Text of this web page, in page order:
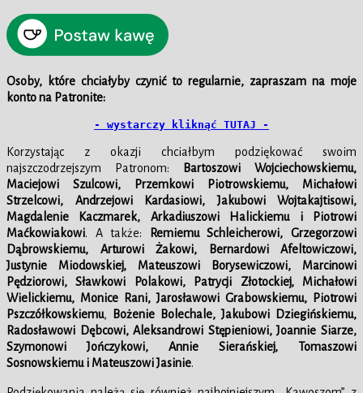
Osoby, które chciałyby czynić to regularnie, zapraszam na moje
konto na Patronite:
- wystarczy kliknąć TUTAJ -
Korzystając z okazji chciałbym podziękować swoim
najszczodrzejszym Patronom:
Bartoszowi Wojciechowskiemu,
Maciejowi Szulcowi,
Przemkowi Piotrowskiemu, Michałowi
Strzelcowi, Andrzejowi Kardasiowi, Jakubowi Wojtakajtisowi,
Magdalenie Kaczmarek, Arkadiuszowi Halickiemu iPiotrowi
Maćkowiakowi. A także:
Remiemu Schleicherowi, Grzegorzowi
Dąbrowskiemu, Arturowi Żakowi,
Bernardowi Afeltowiczowi,
Justynie Miodowskiej, Mateuszowi Borysewiczowi, Marcinowi
Pędziorowi, Sławkowi Polakowi, Patrycji Złotockiej, Michałowi
Wielickiemu, Monice Rani, Jarosławowi Grabowskiemu, Piotrowi
Pszczółkowskiemu, Bożenie Bolechale, Jakubowi Dziegińskiemu,
Radosławowi Dębcowi, Aleksandrowi Stępieniowi, Joannie Siarze,
Szymonowi Jończykowi, Annie Sierańskiej, Tomaszowi
Sosnowskiemui Mateuszowi Jasinie.